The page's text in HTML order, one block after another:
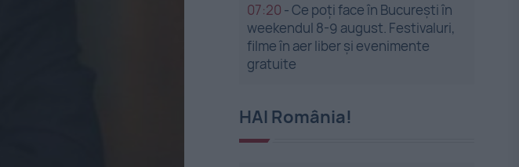
07:20 -Ce poți face în București în
weekendul 8-9 august. Festivaluri,
filme în aer liber și evenimente
gratuite
HAI România!